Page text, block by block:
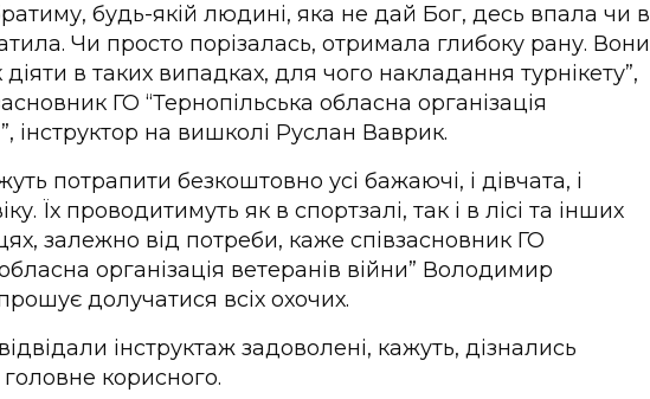
будь-якій людині, яка не дай Бог, десь впала чи в
Чи просто порізалась, отримала глибоку рану. Вони
діяти в таких випадках, для чого накладання турнікету”,
ГО “Тернопільська обласна організація
інструктор на вишколі Руслан Ваврик.
потрапити безкоштовно усі бажаючі, і дівчата, і
Їх проводитимуть як в спортзалі, так і в лісі та інших
залежно від потреби, каже співзасновник ГО
організація ветеранів війни” Володимир
долучатися всіх охочих.
інструктаж задоволені, кажуть, дізнались
головне корисного.